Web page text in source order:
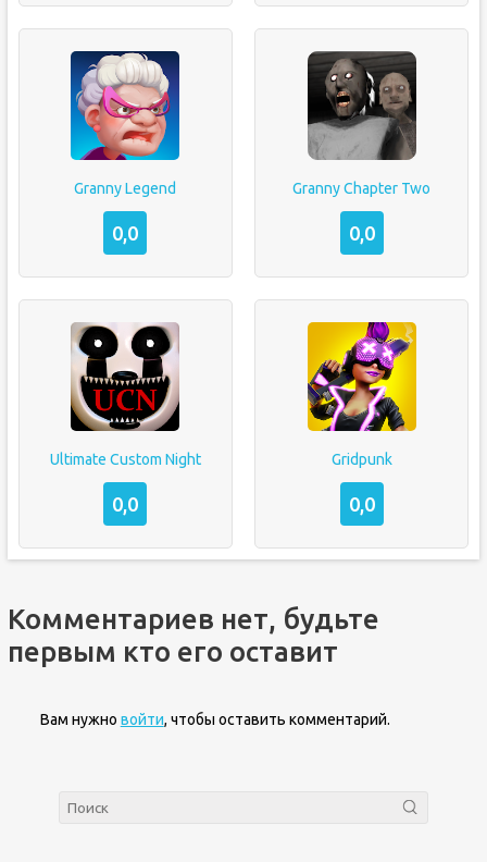
Granny Legend
0,0
Granny Chapter Two
0,0
Ultimate Custom Night
0,0
Gridpunk
0,0
Комментариев нет, будьте
первым кто его оставит
Вам нужно войти, чтобы оставить комментарий.